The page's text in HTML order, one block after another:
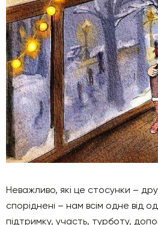
Неважливо, які це стосунки –
споріднені – нам всім одне від
підтримку, участь, турботу,